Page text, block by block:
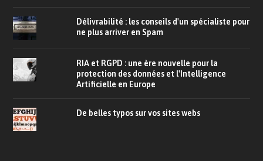
Délivrabilité : les conseils d'un spécialiste pour
ne plus arriver en Spam
RIA et RGPD : une ère nouvelle pour la
protection des données et l'Intelligence
Artificielle en Europe
De belles typos sur vos sites webs